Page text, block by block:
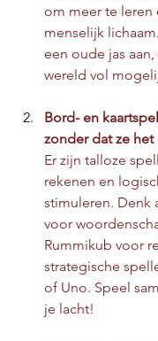
om meer te leren
menselijk
een oude jas
wereld vol
Bord- en
zonder dat ze
Er zijn talloze
rekenen en
stimuleren. Denk
voor
Rummikub voor
strategische
of Uno. Speel
je lacht!